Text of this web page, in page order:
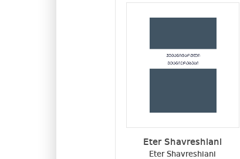
Eter Shavreshiani
Eter Shavreshiani